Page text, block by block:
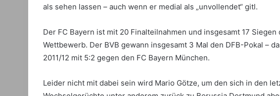
als sehen lassen – auch wenn er medial als „unvollendet“ gitl.
Der FC Bayern ist mit 20 Finalteilnahmen und insgesamt 17
Wettbewerb. Der BVB gewann insgesamt 3 Mal den DFB-Pokal –
2011/12 mit 5:2 gegen den FC Bayern München.
Leider nicht mit dabei sein wird Mario Götze, um den sich in den